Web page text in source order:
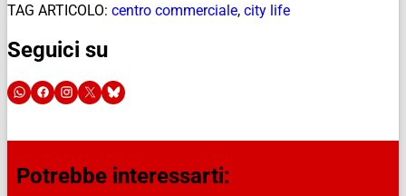
TAG ARTICOLO: centro commerciale, city life
Seguici su
Potrebbe interessarti: